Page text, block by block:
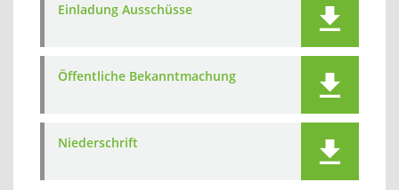
Einladung Ausschüsse
Öffentliche Bekanntmachung
Niederschrift